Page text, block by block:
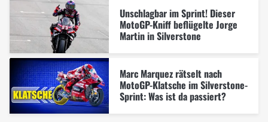
Unschlagbar im Sprint! Dieser
MotoGP-Kniff beflügelte Jorge
Martin in Silverstone
Marc Marquez rätselt nach
MotoGP-Klatsche im Silverstone-
Sprint: Was ist da passiert?